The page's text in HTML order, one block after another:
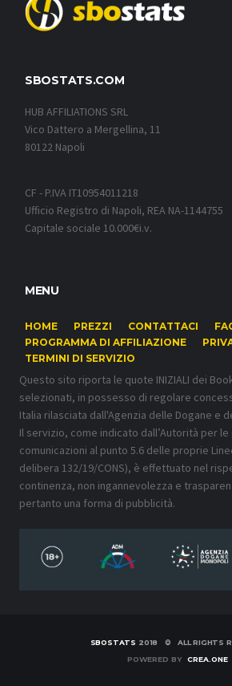
SBOSTATS.COM
HUB AFFILIATIONS SRL
Vico Dattero a Mergellina, 11
80122 Napoli
CF - P.IVA IT10954011218
Ufficio Registro di Napoli, REA NA-1144755
Capitale sociale 10.000€i.v.
MENU
HOME PREZZI CONTATTACI
PROGRAMMA DI AFFILIAZIONE
TERMINI DI SERVIZIO
Questo sito riporta le quote INIZIALI dei
selezionati, in possesso di regolare
Italia rilasciata dall'Agenzia delle Dogane e
Il servizio, come indicato dall’Autorità per
comunicazioni al punto 5.6 delle proprie
delibera 132/19/CONS), è effettuato nel
continenza, non ingannevolezza e
pertanto una forma di pubblicità.
SBOSTATS 2018 © ALL RIGHTS
POWERED BY
CREA.ONE